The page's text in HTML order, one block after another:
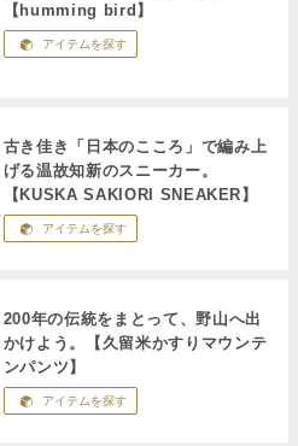
【humming bird】
アイテムを探す
古き佳き「日本のこころ」で編み上
げる温故知新のスニーカー。
【KUSKA SAKIORI SNEAKER】
アイテムを探す
200年の伝統をまとって、野山へ出
かけよう。【久留米かすりマウンテ
ンパンツ】
アイテムを探す